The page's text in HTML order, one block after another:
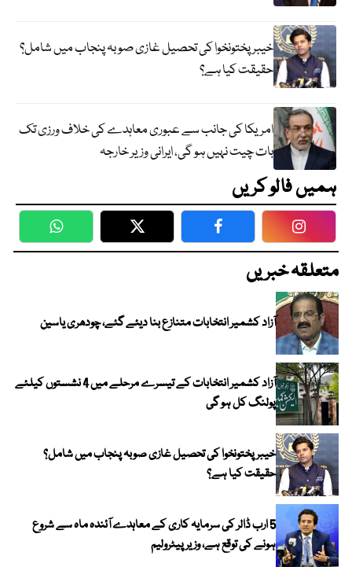
خیبر پختونخوا کی تحصیل غازی صوبہ پنجاب میں شامل؟
حقیقت کیا ہے؟
امریکا کی جانب سے عبوری معاہدے کی خلاف ورزی تک
بات چیت نہیں ہو گی، ایرانی وزیر خارجہ
ہمیں فالو کریں
WhatsApp Twitter Facebook
متعلقہ خبریں
آزاد کشمیر انتخابات متنازع بنا دیئے گئے، چودھری یاسین
آزاد کشمیر انتخابات کے تیسرے مرحلے میں 4 نشستوں کیلئے
پولنگ کل ہو گی
خیبر پختونخوا کی تحصیل غازی صوبہ پنجاب میں شامل؟
حقیقت کیا ہے؟
5 ارب ڈالر کی سرمایہ کاری کے معاہدے آئندہ ماہ سے شروع
ہونے کی توقع ہے، وزیر پیٹرولیم